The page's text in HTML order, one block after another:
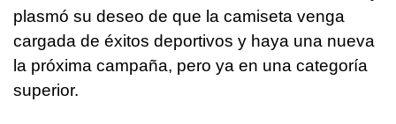
plasmó su deseo de que la camiseta venga
cargada de éxitos deportivos y haya una nueva
la próxima campaña, pero ya en una categoría
superior.